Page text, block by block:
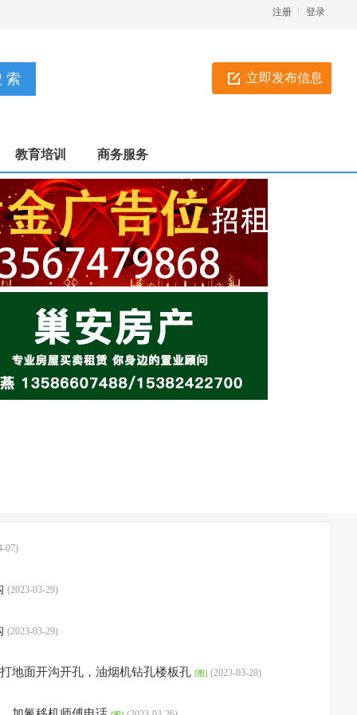
登录
注册
立即发布信息
教育培训 商务服务
07)
(2023-03-29)
(2023-03-29)
地面开沟开孔，油烟机钻孔楼板孔 [图] (2023-03-28)